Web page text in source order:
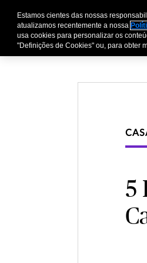
5
Estamos cientes das nossas
atualizamos recentemente a nossa
usa cookies para personalizar os
"Definições de Cookies" ou, para obter